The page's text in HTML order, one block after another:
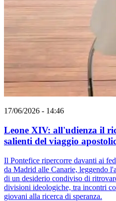
17/06/2026 - 14:46
Leone XIV: all'udienza il
salienti del viaggio
Il Pontefice ripercorre davanti ai
da Madrid alle Canarie, leggendo
di un desiderio condiviso di
divisioni ideologiche, tra incontri
giovani alla ricerca di speranza.